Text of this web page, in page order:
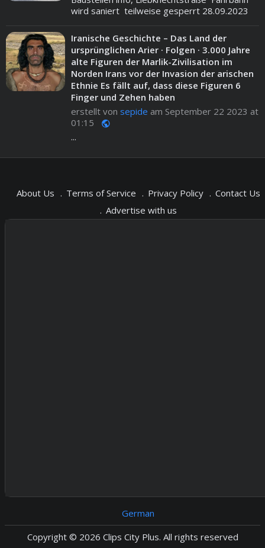
wird saniert teilweise gesperrt 28.09.2023
Iranische Geschichte – Das Land der
ursprünglichen Arier · Folgen · 3.000 Jahre
alte Figuren der Marlik-Zivilisation im
Norden Irans vor der Invasion der arischen
Ethnie Es fällt auf, dass diese Figuren 6
Finger und Zehen haben
erstellt von sepide am September 22 2023 at
01:15 public
...
About Us Terms of Service Privacy Policy
Contact Us
Advertise with us
German
Copyright © 2026 Clips City Plus. All rights reserved